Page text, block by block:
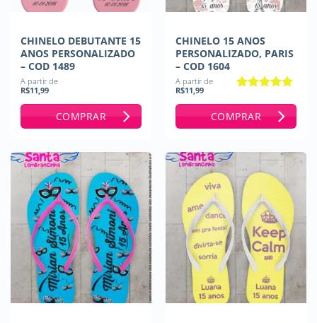
CHINELO DEBUTANTE 15
ANOS PERSONALIZADO
– COD 1489
A partir de
R$11,99
COMPRAR
CHINELO 15 ANOS
PERSONALIZADO, PARIS
– COD 1604
A partir de
R$11,99
COMPRAR